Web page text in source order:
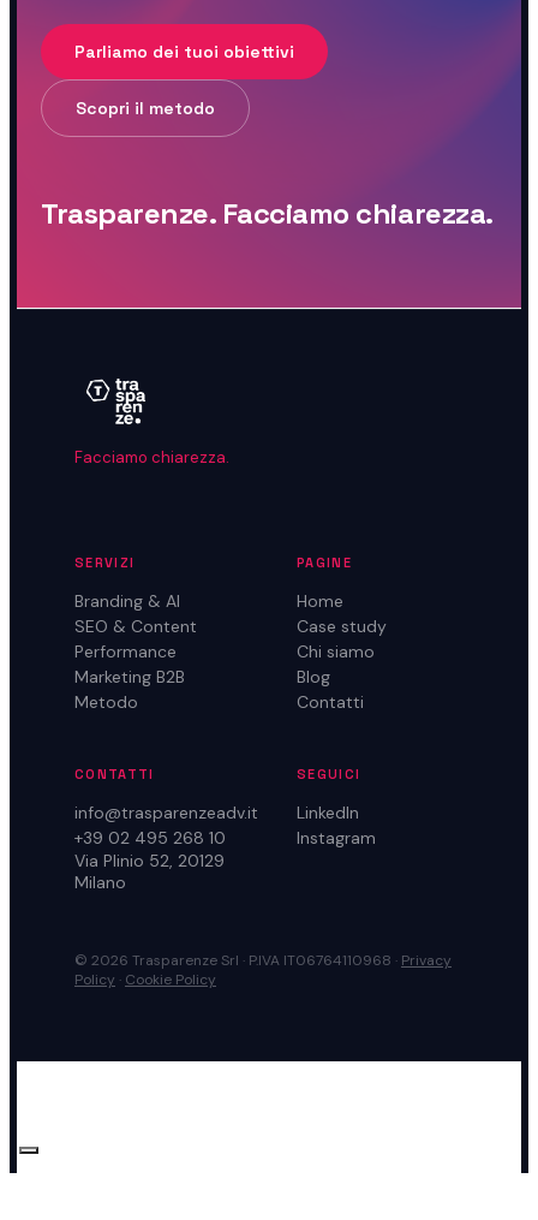
Parliamo dei tuoi obiettivi
Scopri il metodo
Trasparenze. Facciamo chiarezza.
Facciamo chiarezza.
SERVIZI
Branding & AI
SEO & Content
Performance
Marketing B2B
Metodo
PAGINE
Home
Case study
Chi siamo
Blog
Contatti
CONTATTI
info@trasparenzeadv.it
+39 02 495 268 10
Via Plinio 52, 20129
Milano
SEGUICI
LinkedIn
Instagram
© 2026 Trasparenze Srl · P.IVA IT06764110968 · Privacy
Policy · Cookie Policy